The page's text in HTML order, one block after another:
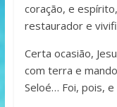
coração, e
restaurador e
Certa ocasião,
com terra e
Seloé… Foi, pois,